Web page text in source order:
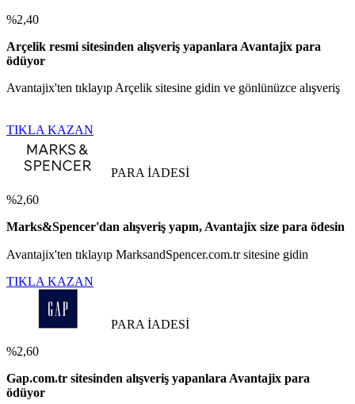
%2,40
Arçelik resmi sitesinden alışveriş yapanlara Avantajix para
ödüyor
Avantajix'ten tıklayıp Arçelik sitesine gidin ve gönlünüzce alışveriş
TIKLA KAZAN
PARA İADESİ
%2,60
Marks&Spencer'dan alışveriş yapın, Avantajix size para ödesin
Avantajix'ten tıklayıp MarksandSpencer.com.tr sitesine gidin
TIKLA KAZAN
PARA İADESİ
%2,60
Gap.com.tr sitesinden alışveriş yapanlara Avantajix para
ödüyor